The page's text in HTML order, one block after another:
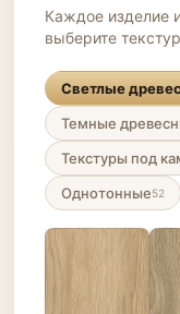
Каждое изделие
выберите
Светлые
Темные
Текстуры под
Однотонные52